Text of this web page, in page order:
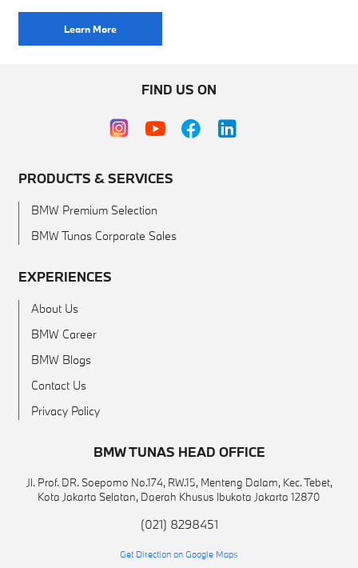
Learn More
FIND US ON
PRODUCTS & SERVICES
BMW Premium Selection
BMW Tunas Corporate Sales
EXPERIENCES
About Us
BMW Career
BMW Blogs
Contact Us
Privacy Policy
BMW TUNAS HEAD OFFICE
Jl. Prof. DR. Soepomo No.174, RW.15, Menteng Dalam, Kec. Tebet,
Kota Jakarta Selatan, Daerah Khusus Ibukota Jakarta 12870
(021) 8298451
Get Direction on Google Maps